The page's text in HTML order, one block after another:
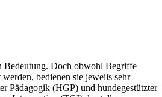
Bedeutung. Doch obwohl Begriffe
bedienen sie jeweils sehr
Pädagogik (HGP) und hundegestützter